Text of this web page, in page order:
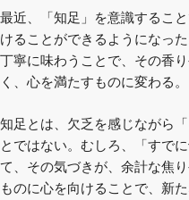
最近、「知足」を意識するこ
けることができるようになっ
丁寧に味わうことで、その香
く、心を満たすものに変わる。
知足とは、欠乏を感じながら
とではない。むしろ、「すで
て、その気づきが、余計な焦
ものに心を向けることで、新